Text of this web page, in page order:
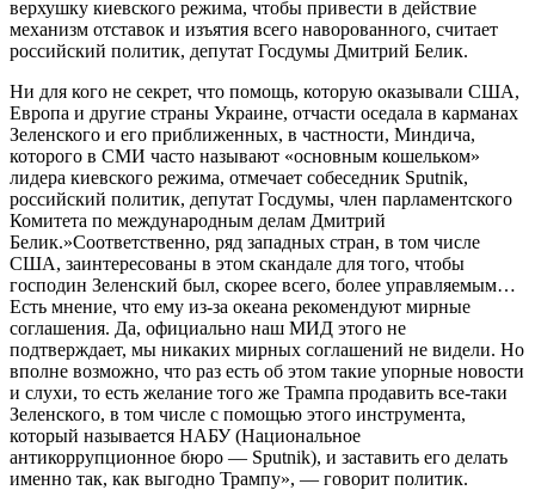
верхушку киевского режима, чтобы привести в действие
механизм отставок и изъятия всего наворованного, считает
российский политик, депутат Госдумы Дмитрий Белик.
Ни для кого не секрет, что помощь, которую оказывали США,
Европа и другие страны Украине, отчасти оседала в карманах
Зеленского и его приближенных, в частности, Миндича,
которого в СМИ часто называют «основным кошельком»
лидера киевского режима, отмечает собеседник Sputnik,
российский политик, депутат Госдумы, член парламентского
Комитета по международным делам Дмитрий
Белик.»Соответственно, ряд западных стран, в том числе
США, заинтересованы в этом скандале для того, чтобы
господин Зеленский был, скорее всего, более управляемым…
Есть мнение, что ему из-за океана рекомендуют мирные
соглашения. Да, официально наш МИД этого не
подтверждает, мы никаких мирных соглашений не видели. Но
вполне возможно, что раз есть об этом такие упорные новости
и слухи, то есть желание того же Трампа продавить все-таки
Зеленского, в том числе с помощью этого инструмента,
который называется НАБУ (Национальное
антикоррупционное бюро ― Sputnik), и заставить его делать
именно так, как выгодно Трампу», ― говорит политик.